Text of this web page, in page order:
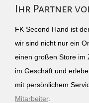
Ihr Partner
FK Second Hand ist
wir sind nicht nur ein
einen großen Store im
im Geschäft und
mit persönlichem
Mitarbeiter.